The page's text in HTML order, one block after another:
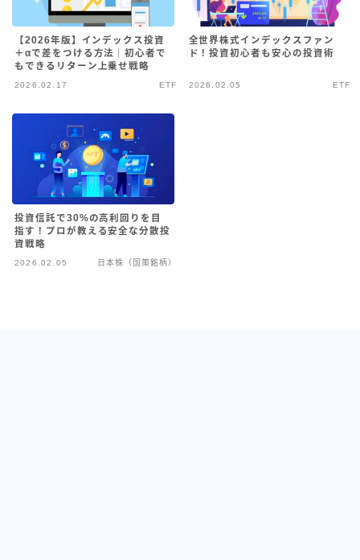
【2026年版】インデックス投資
＋αで差をつける方法｜初心者で
もできるリターン上乗せ戦略
2026.02.17 ETF
全世界株式インデックスファン
ド！投資初心者も安心の投資術
2026.02.05 ETF
投資信託で30%の高利回りを目
指す！プロが教える安全な分散投
資戦略
2026.02.05 日本株（国策銘柄）